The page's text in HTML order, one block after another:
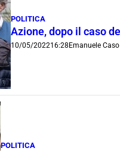
POLITICA
Azione, dopo il caso
10/05/202216:28 Emanuele Caso
POLITICA